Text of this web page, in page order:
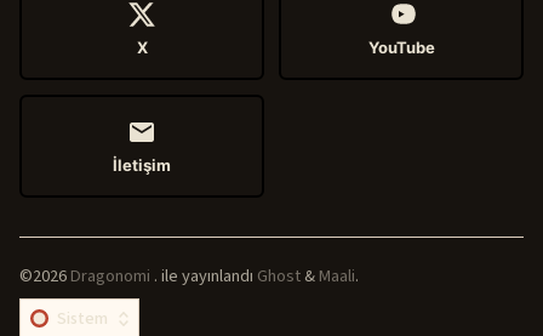
X YouTube
İletişim
©2026Dragonomi .ile yayınlandı Ghost&Maali.